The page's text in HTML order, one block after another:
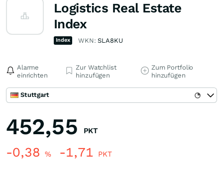
Logistics Real Estate
Index
Index WKN:SLA8KU
Alarme
einrichten
Zur Watchlist
hinzufügen
Zum Portfolio
hinzufügen
Stuttgart
452,55 PKT
-0,38 % -1,71 PKT